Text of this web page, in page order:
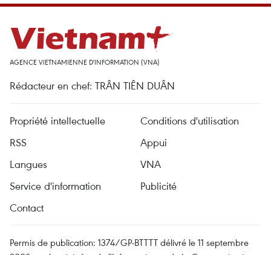
AGENCE VIETNAMIENNE D'INFORMATION (VNA)
Rédacteur en chef: TRÂN TIÊN DUÂN
Propriété intellectuelle
Conditions d'utilisation
RSS
Appui
Langues
VNA
Service d'information
Publicité
Contact
Permis de publication: 1374/GP-BTTTT délivré le 11 septembre